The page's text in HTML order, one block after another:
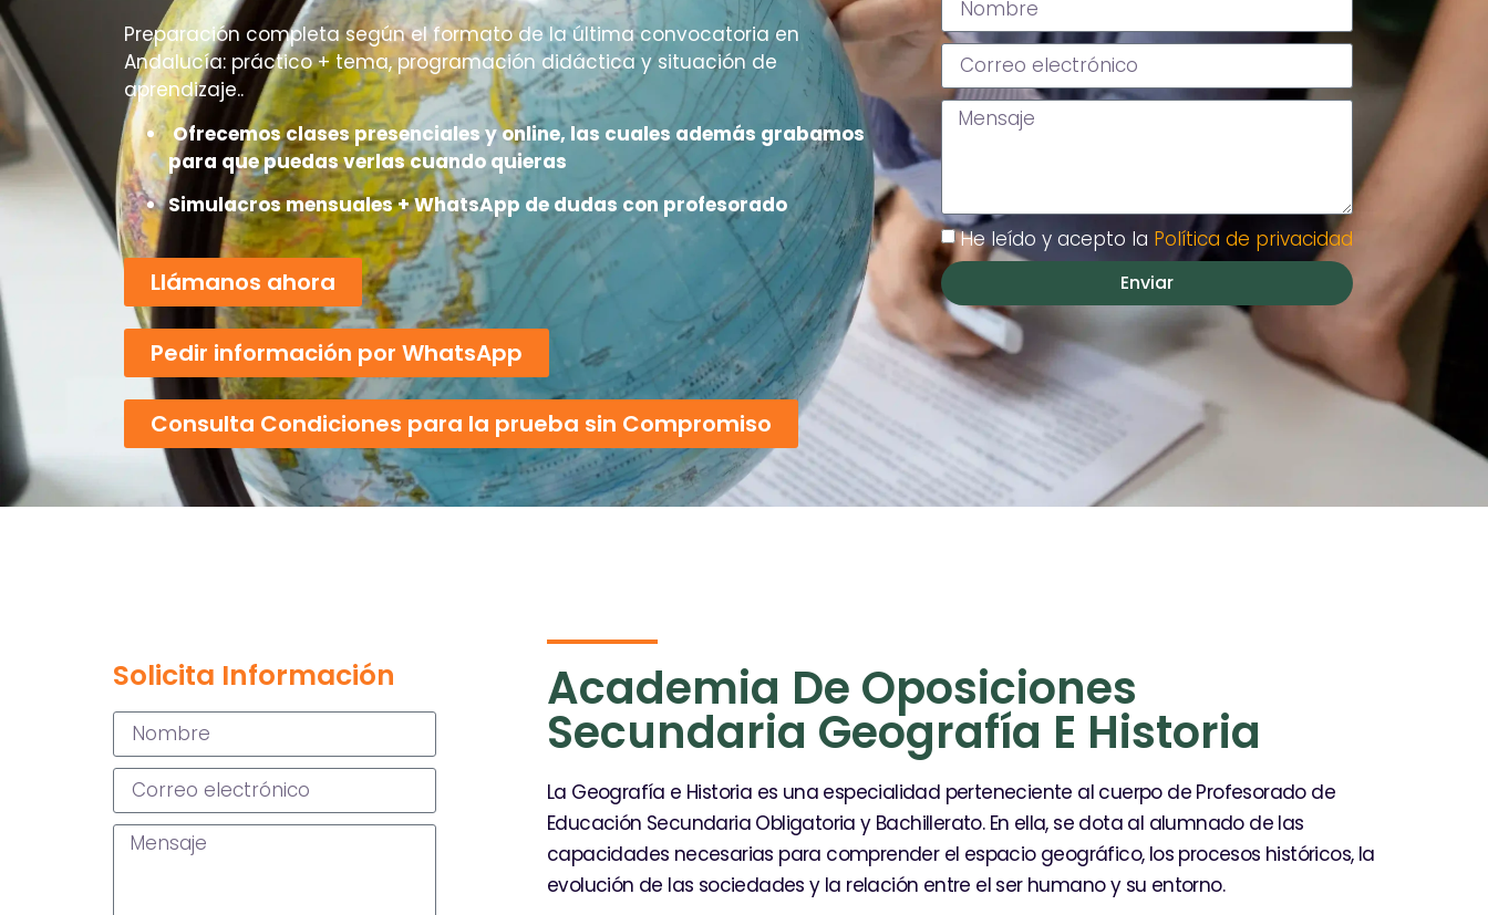
Preparación completa según el formato de la última convocatoria en
Andalucía: práctico + tema, programación didáctica y situación de
aprendizaje..
Ofrecemos clases presenciales y online, las cuales además grabamos
para que puedas verlas cuando quieras
Simulacros mensuales + WhatsApp de dudas con profesorado
Llámanos ahora
Pedir información por WhatsApp
Consulta Condiciones para la prueba sin Compromiso
He leído y acepto la Política de privacidad
Enviar
Solicita Información Academia De Oposiciones
Secundaria Geografía E Historia
La Geografía e Historia es una especialidad perteneciente al cuerpo de Profesorado de
Educación Secundaria Obligatoria y Bachillerato. En ella, se dota al alumnado de las
capacidades necesarias para comprender el espacio geográfico, los procesos históricos, la
evolución de las sociedades y la relación entre el ser humano y su entorno.